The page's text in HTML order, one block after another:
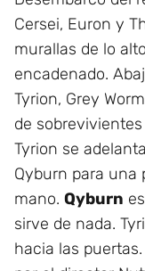
Cersei, Euron y
murallas de lo
encadenado.
Tyrion, Grey
de
Tyrion se
Qyburn para una
mano. Qyburn
sirve de nada.
hacia las